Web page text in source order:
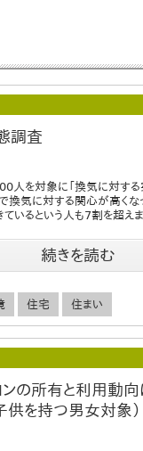
調査
人を対象に「換気に対する
で換気に対する関心が高く
いるという人も7割を超え
続きを読む
住宅 住まい
ンの所有と利用動向
供を持つ男女対象）